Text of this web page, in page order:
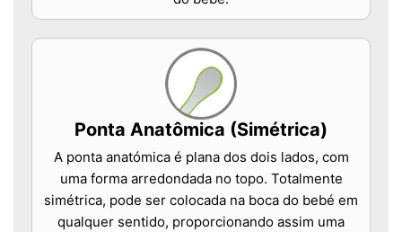
Ponta Anatômica (Simétrica)
A ponta anatómica é plana dos dois lados, com
uma forma arredondada no topo. Totalmente
simétrica, pode ser colocada na boca do bebé em
qualquer sentido, proporcionando assim uma